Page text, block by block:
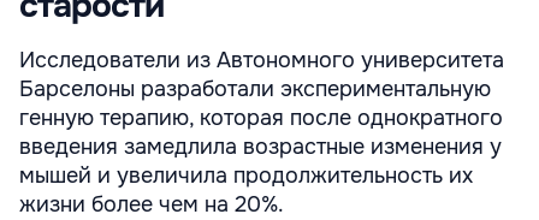
Исследователи из Автономного университета
Барселоны разработали экспериментальную
генную терапию, которая после однократного
введения замедлила возрастные изменения у
мышей и увеличила продолжительность их
жизни более чем на 20%.